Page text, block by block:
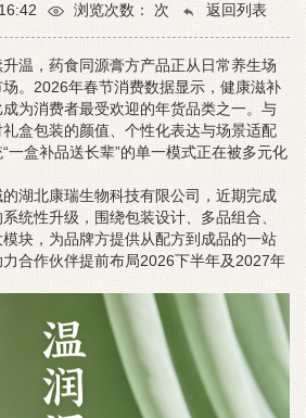
浏览次数： 次 返回列表
温，药食同源膏方产品正从日常养生场
。2026年春节消费数据显示，健康滋补
为消费者最受欢迎的年货品类之一。与
盒包装的颜值、个性化表达与场景适配
一盒补品送长辈”的单一模式正在被多元化
湖北康瑞生物科技有限公司，近期完成
统性升级，围绕包装设计、多品组合、
块，为品牌方提供从配方到成品的一站
合作伙伴提前布局2026下半年及2027年